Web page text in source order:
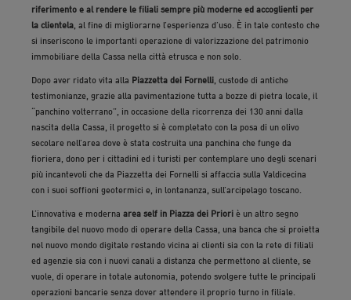
riferimento e al rendere le filiali sempre più moderne ed accoglienti per
la clientela , al fine di migliorarne l’esperienza d’uso. È in tale contesto che
si inseriscono le importanti operazione di valorizzazione del patrimonio
immobiliare della Cassa nella città etrusca e non solo.
Dopo aver ridato vita alla Piazzetta dei Fornelli , custode di antiche
testimonianze, grazie alla pavimentazione tutta a bozze di pietra locale, il
“panchino volterrano”, in occasione della ricorrenza dei 130 anni dalla
nascita della Cassa, il progetto si è completato con la posa di un olivo
secolare nell’area dove è stata costruita una panchina che funge da
fioriera, dono per i cittadini ed i turisti per contemplare uno degli scenari
più incantevoli che da Piazzetta dei Fornelli si affaccia sulla Valdicecina
con i suoi soffioni geotermici e, in lontananza, sull’arcipelago toscano.
L’innovativa e moderna area self in Piazza dei Prioriè un altro segno
tangibile del nuovo modo di operare della Cassa, una banca che si proietta
nel nuovo mondo digitale restando vicina ai clienti sia con la rete di filiali
ed agenzie sia con i nuovi canali a distanza che permettono al cliente, se
vuole, di operare in totale autonomia, potendo svolgere tutte le principali
operazioni bancarie senza dover attendere il proprio turno in filiale.